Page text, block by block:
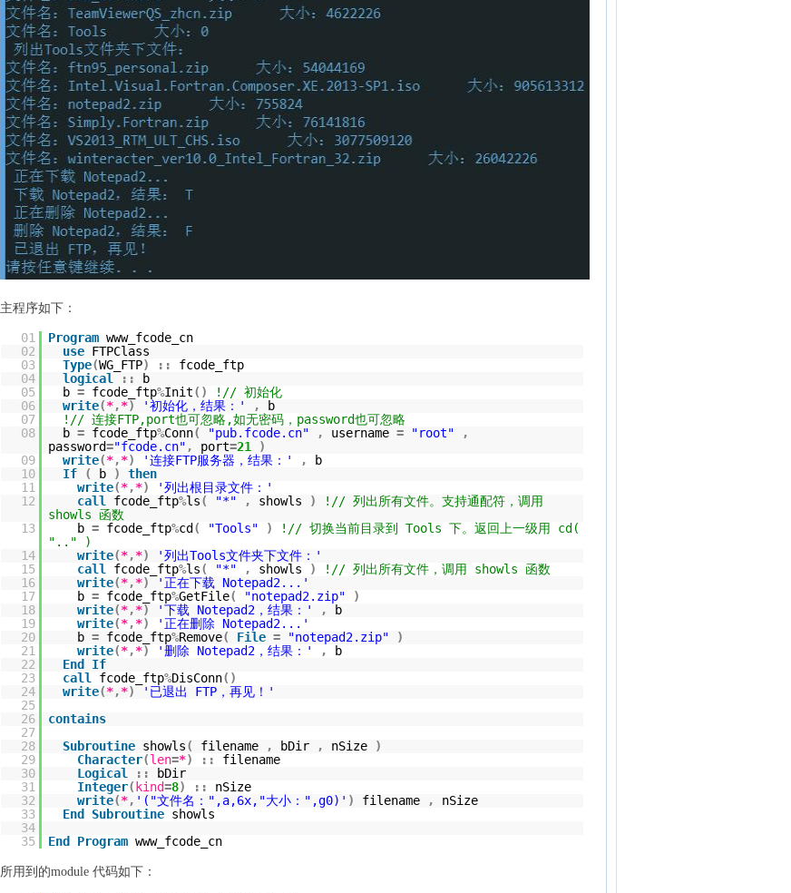
主程序如下：
01 Program www_fcode_cn
02
use FTPClass
03
Type(WG_FTP) ::
fcode_ftp
04
logical ::
b
05
b = fcode_ftp%Init( )
!// 初始化
06
write(*,*) '初始化，结果：' ,
b
07
!// 连接FTP,port也可忽略,如无密码，password也可忽略
08
b = fcode_ftp%Conn( "pub.fcode.cn" , username = "root"
,
password="fcode.cn" , port=21
)
09
write(*,*) '连接FTP服务器，结果：' ,
b
10
If ( b )
then
11
write(*,*)
'列出根目录文件：'
12
call fcode_ftp%ls( "*" , showls )
!// 列出所有文件。支持通配符，调用
showls 函数
13
b = fcode_ftp%cd ( "Tools" )
!// 切换当前目录到 Tools 下。返回上一级用 cd(
".." )
14
write(*,*)
'列出Tools文件夹下文件：'
15
call fcode_ftp%ls( "*" , showls )
!// 列出所有文件，调用 showls 函数
16
write(*,*)
'正在下载 Notepad2...'
17
b = fcode_ftp%GetFile( "notepad2.zip"
)
18
write(*,*) '下载 Notepad2，结果：' ,
b
19
write(*,*)
'正在删除 Notepad2...'
20
b = fcode_ftp%Remove( File = "notepad2.zip"
)
21
write(*,*) '删除 Notepad2，结果：' ,
b
22
End
If
23
call fcode_ftp%DisConn( )
24
write(*,*)
'已退出 FTP，再见！'
25
26
contains
27
28
Subroutine showls( filename , bDir , nSize
)
29
Character(len=*) ::
filename
30
Logical ::
bDir
31
Integer( kind=8) ::
nSize
32
write(*, '("文件名：",a,6x,"大小：",g0)' ) filename ,
nSize
33
End Subroutine showls
34
35
End Program www_fcode_cn
所用到的module 代码如下：